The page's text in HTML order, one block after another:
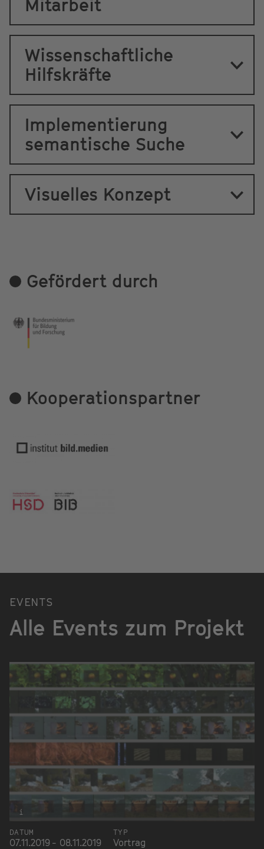
Mitarbeit
Wissenschaftliche
Hilfskräfte
Implementierung
semantische Suche
Visuelles Konzept
Gefördert durch
Kooperationspartner
EVENTS
Alle Events zum Projekt
i
DATUM
07.11.2019 - 08.11.2019
TYP
Vortrag